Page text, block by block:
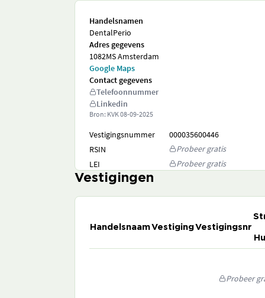
Handelsnamen
DentalPerio
Adres gegevens
1082MS Amsterdam
Google Maps
Contact gegevens
Telefoonnummer
Linkedin
Bron: KVK08-09-2025
Vestigingsnummer
000035600446
RSIN
Probeer gratis
LEI
Probeer gratis
Vestigingen
HandelsnaamVestigingVestigingsnr
Probeer